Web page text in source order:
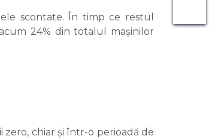
scontate. În timp ce restul
24% din totalul mașinilor
chiar și într-o perioadă de